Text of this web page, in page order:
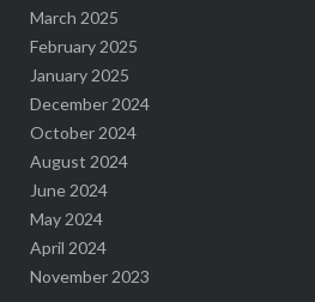
March 2025
February 2025
January 2025
December 2024
October 2024
August 2024
June 2024
May 2024
April 2024
November 2023